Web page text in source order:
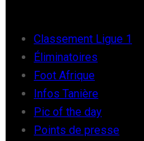
Classement Ligue 1
Éliminatoires
Foot Afrique
Infos Tanière
Pic of the day
Points de presse